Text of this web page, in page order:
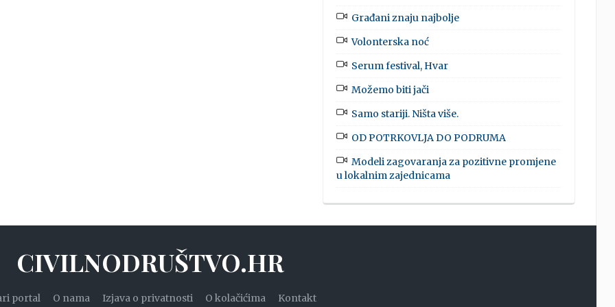
Građani znaju najbolje
Volonterska noć
Serum festival, Hvar
Možemo biti jači
Samo stariji. Ništa više.
OD POTRKOVLJA DO PODRUMA
Modeli zagovaranja za pozitivne promjene
u lokalnim zajednicama
CIVILNODRUŠTVO.HR
portal O nama Izjava o privatnosti O kolačićima Kontakt